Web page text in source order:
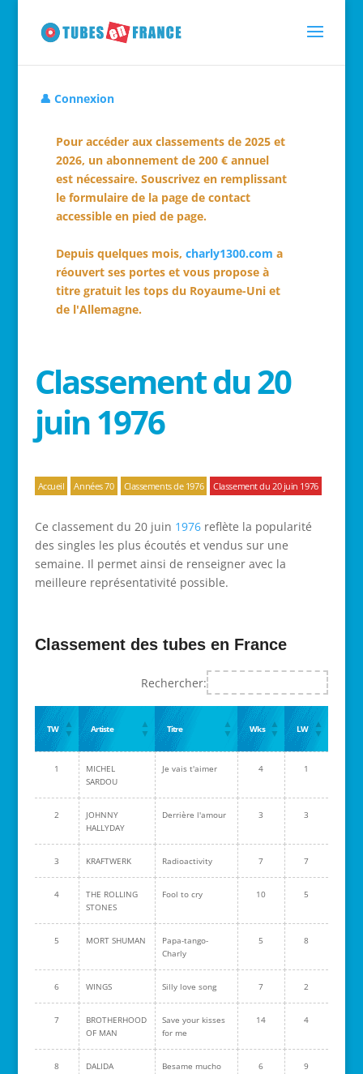
👤 Connexion
Pour accéder aux classements de 2025 et
2026, un abonnement de 200 € annuel
est nécessaire. Souscrivez en remplissant
le formulaire de la page de contact
accessible en pied de page.
Depuis quelques mois, charly1300.com a
réouvert ses portes et vous propose à
titre gratuit les tops du Royaume-Uni et
de l'Allemagne.
Classement du 20
juin 1976
Accueil Années 70 Classements de 1976 Classement du 20 juin 1976
Ce classement du 20 juin 1976reflète la popularité
des singles les plus écoutés et vendus sur une
semaine. Il permet ainsi de renseigner avec la
meilleure représentativité possible.
Classement des tubes en France
Rechercher:
TW Artiste Titre Wks LW
1
MICHEL
SARDOU
Je vais t'aimer 4 1
2
JOHNNY
HALLYDAY
Derrière l'amour 3 3
3 KRAFTWERK Radioactivity 7 7
4
THE ROLLING
STONES
Fool to cry 10 5
5 MORT SHUMAN
Papa-tango-
Charly
5 8
6 WINGS Silly love song 7 2
7
BROTHERHOOD
OF MAN
Save your kisses
for me
14 4
8 DALIDA Besame mucho 6 9